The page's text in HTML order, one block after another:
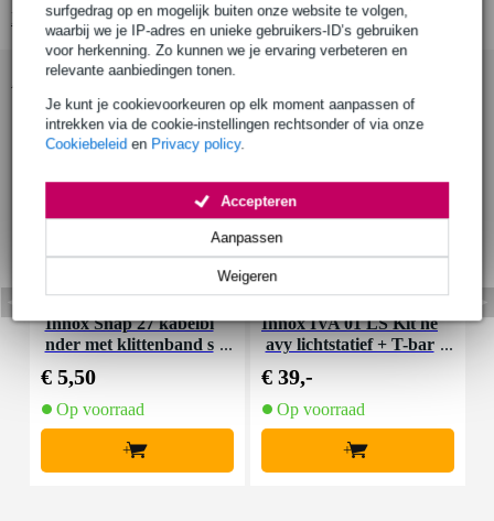
surfgedrag op en mogelijk buiten onze website te volgen,
waarbij we je IP-adres en unieke gebruikers-ID’s gebruiken
voor herkenning. Zo kunnen we je ervaring verbeteren en
relevante aanbiedingen tonen.
Je kunt je cookievoorkeuren op elk moment aanpassen of
intrekken via de cookie-instellingen rechtsonder of via onze
Cookiebeleid en Privacy policy.
Weigeren
Aanpassen
Accepteren
Bekijk alle productspecificaties
Accessoires (9)
Innox Snap 27 kabelbi
nder met klittenband s
€ 5,50
Op voorraad
+
Innox IVA 01 LS Kit he
avy lichtstatief + T-bar
€ 39,-
Op voorraad
+